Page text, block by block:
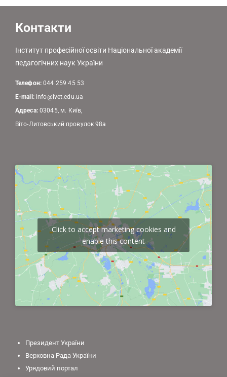
Контакти
Інститут професійної освіти Національної академії
педагогічних наук України
Телефон:044 259 45 53
E-mail: info@ivet.edu.ua
Адреса:03045, м. Київ,
Віто-Литовський провулок 98а
Click to accept marketing cookies and
enable this content
Президент України
Верховна Рада України
Урядовий портал